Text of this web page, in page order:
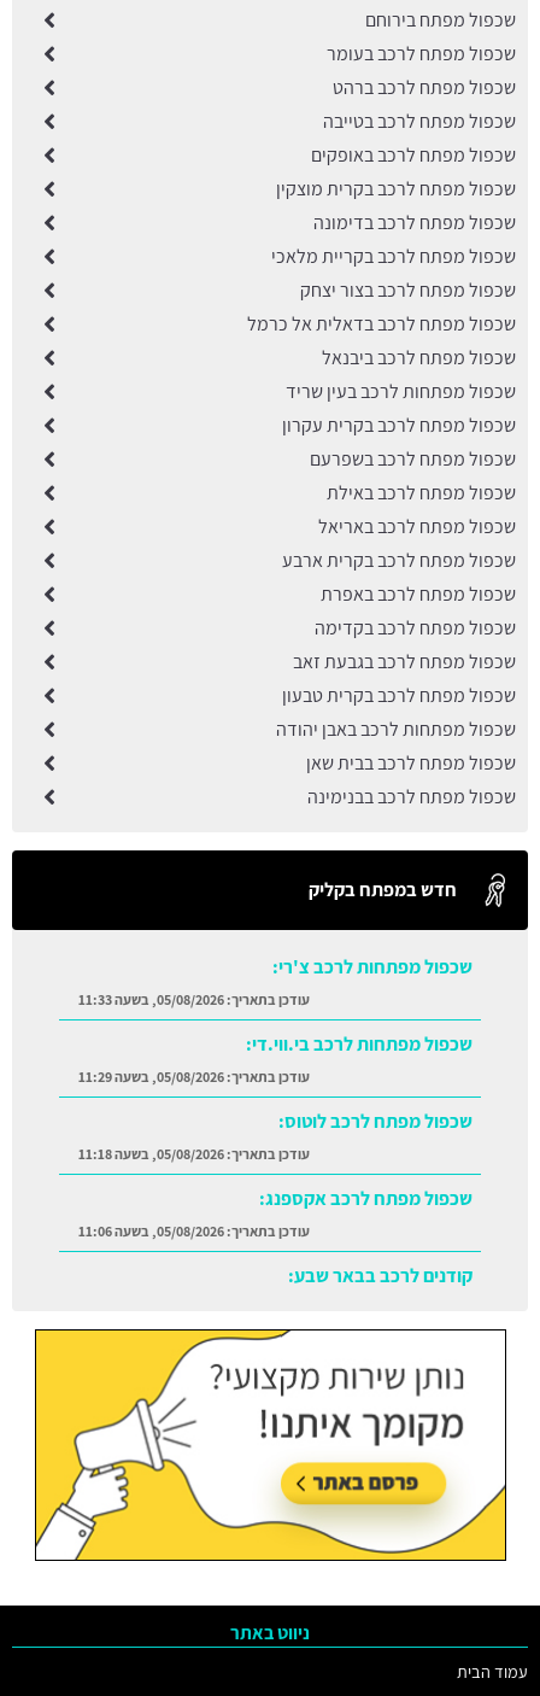
שכפול מפתח בירוחם
שכפול מפתח לרכב בעומר
שכפול מפתח לרכב ברהט
שכפול מפתח לרכב בטייבה
שכפול מפתח לרכב באופקים
שכפול מפתח לרכב בקרית מוצקין
שכפול מפתח לרכב בדימונה
שכפול מפתח לרכב בקריית מלאכי
שכפול מפתח לרכב בצור יצחק
שכפול מפתח לרכב בדאלית אל כרמל
שכפול מפתח לרכב ביבנאל
שכפול מפתחות לרכב בעין שריד
שכפול מפתח לרכב בקרית עקרון
שכפול מפתח לרכב בשפרעם
שכפול מפתח לרכב באילת
שכפול מפתח לרכב באריאל
שכפול מפתח לרכב בקרית ארבע
שכפול מפתח לרכב באפרת
שכפול מפתח לרכב בקדימה
שכפול מפתח לרכב בגבעת זאב
שכפול מפתח לרכב בקרית טבעון
שכפול מפתחות לרכב באבן יהודה
שכפול מפתח לרכב בבית שאן
שכפול מפתח לרכב בבנימינה
חדש במפתח בקליק
שכפול מפתחות לרכב צ'רי:
עודכן בתאריך:05/08/2026, בשעה 11:33
שכפול מפתחות לרכב בי.ווי.די:
עודכן בתאריך:05/08/2026, בשעה 11:29
שכפול מפתח לרכב לוטוס:
עודכן בתאריך:05/08/2026, בשעה 11:18
שכפול מפתח לרכב אקספנג:
עודכן בתאריך:05/08/2026, בשעה 11:06
קודנים לרכב בבאר שבע:
ניווט באתר
עמוד הבית